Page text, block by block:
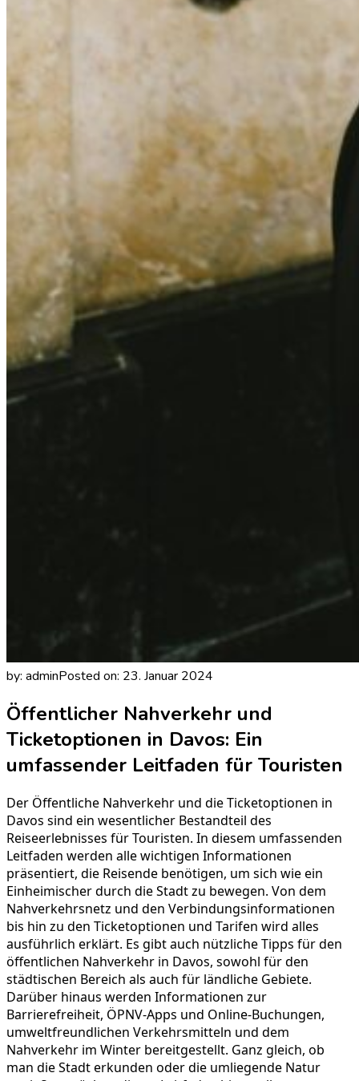
by: adminPosted on: 23. Januar 2024
Öffentlicher Nahverkehr und
Ticketoptionen in Davos: Ein
umfassender Leitfaden für Touristen
Der Öffentliche Nahverkehr und die Ticketoptionen in
Davos sind ein wesentlicher Bestandteil des
Reiseerlebnisses für Touristen. In diesem umfassenden
Leitfaden werden alle wichtigen Informationen
präsentiert, die Reisende benötigen, um sich wie ein
Einheimischer durch die Stadt zu bewegen. Von dem
Nahverkehrsnetz und den Verbindungsinformationen
bis hin zu den Ticketoptionen und Tarifen wird alles
ausführlich erklärt. Es gibt auch nützliche Tipps für den
öffentlichen Nahverkehr in Davos, sowohl für den
städtischen Bereich als auch für ländliche Gebiete.
Darüber hinaus werden Informationen zur
Barrierefreiheit, ÖPNV-Apps und Online-Buchungen,
umweltfreundlichen Verkehrsmitteln und dem
Nahverkehr im Winter bereitgestellt. Ganz gleich, ob
man die Stadt erkunden oder die umliegende Natur